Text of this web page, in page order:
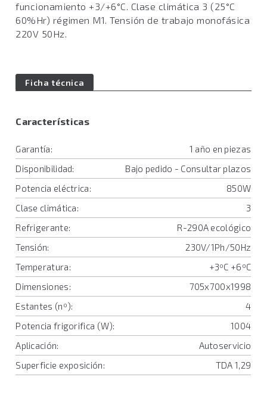
funcionamiento +3/+6°C. Clase climática 3 (25°C
60%Hr) régimen M1. Tensión de trabajo monofásica
220V 50Hz.
Ficha técnica
Características
Garantía:
1 año en piezas
Disponibilidad:
Bajo pedido - Consultar plazos
Potencia eléctrica:
850W
Clase climática:
3
Refrigerante:
R-290A ecológico
Tensión:
230V/1Ph/50Hz
Temperatura:
+3ºC +6ºC
Dimensiones:
705x700x1998
Estantes (nº):
4
Potencia frigorifica (W):
1004
Aplicación:
Autoservicio
Superficie exposición:
TDA 1,29